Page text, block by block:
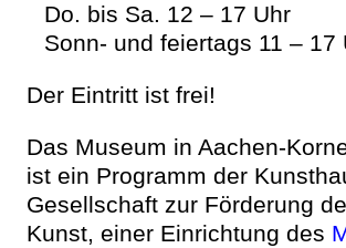
Do. bis Sa. 12 – 17 Uhr
Sonn- und feiertags 11 – 17
Der Eintritt ist frei!
Das Museum in Aachen-
ist ein Programm der
Gesellschaft zur Förderung
Kunst, einer Einrichtung des